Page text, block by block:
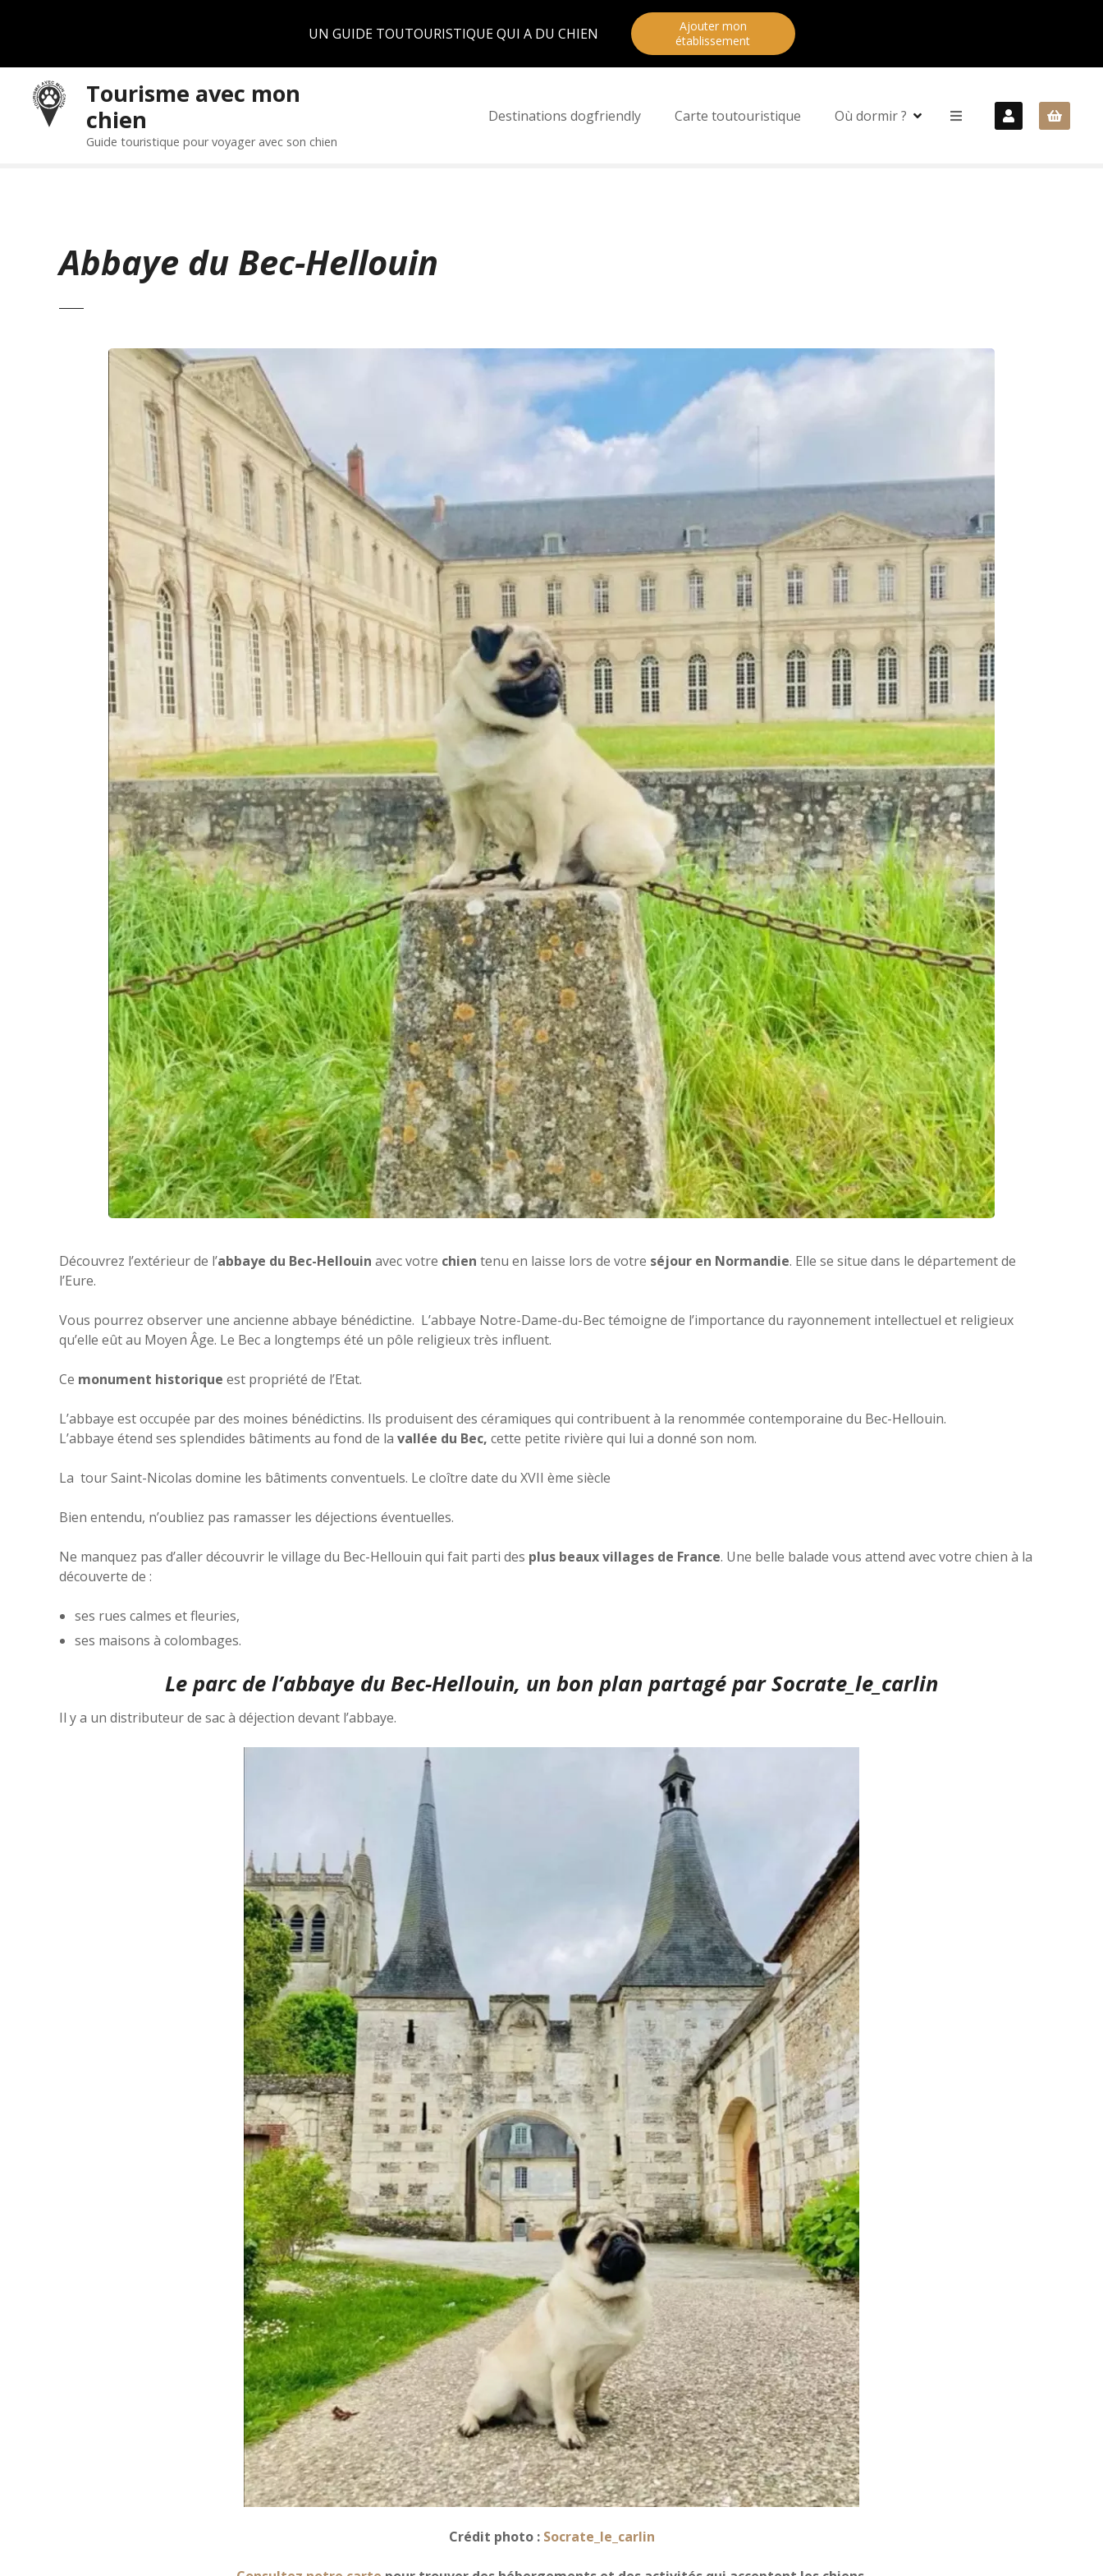
UN GUIDE TOUTOURISTIQUE QUI A DU CHIEN
Ajouter mon
établissement
Tourisme avec mon
chien
Guide touristique pour voyager avec son chien
Destinations dogfriendly Carte toutouristique Où dormir ?
Abbaye du Bec-Hellouin
Découvrez l’extérieur de l’abbaye du Bec-Hellouin avec votre chien tenu en laisse lors de votre séjour en Normandie. Elle se situe dans le département de
l’Eure.
Vous pourrez observer une ancienne abbaye bénédictine. L’abbaye Notre-Dame-du-Bec témoigne de l’importance du rayonnement intellectuel et religieux
qu’elle eût au Moyen Âge. Le Bec a longtemps été un pôle religieux très influent.
Ce monument historique est propriété de l’Etat.
L’abbaye est occupée par des moines bénédictins. Ils produisent des céramiques qui contribuent à la renommée contemporaine du Bec-Hellouin.
L’abbaye étend ses splendides bâtiments au fond de la vallée du Bec, cette petite rivière qui lui a donné son nom.
La tour Saint-Nicolas domine les bâtiments conventuels. Le cloître date du XVII ème siècle
Bien entendu, n’oubliez pas ramasser les déjections éventuelles.
Ne manquez pas d’aller découvrir le village du Bec-Hellouin qui fait parti des plus beaux villages de France. Une belle balade vous attend avec votre chien à la
découverte de :
ses rues calmes et fleuries,
ses maisons à colombages.
Le parc de l’abbaye du Bec-Hellouin, un bon plan partagé parSocrate_le_carlin
Il y a un distributeur de sac à déjection devant l’abbaye.
Crédit photo : Socrate_le_carlin